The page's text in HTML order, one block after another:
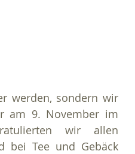
werden, sondern wir
am 9. November im
wir allen
bei Tee und Gebäck